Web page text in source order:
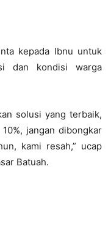
kepada Ibnu untuk
dan kondisi warga
solusi yang terbaik,
jangan dibongkar
kami resah,” ucap
Batuah.